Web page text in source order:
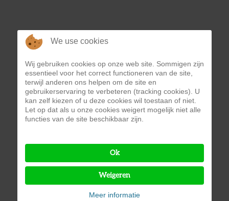
We use cookies
Wij gebruiken cookies op onze web site. Sommigen zijn
essentieel voor het correct functioneren van de site,
terwijl anderen ons helpen om de site en
gebruikerservaring te verbeteren (tracking cookies). U
kan zelf kiezen of u deze cookies wil toestaan of niet.
Let op dat als u onze cookies weigert mogelijk niet alle
functies van de site beschikbaar zijn.
Ok
Weigeren
Meer informatie